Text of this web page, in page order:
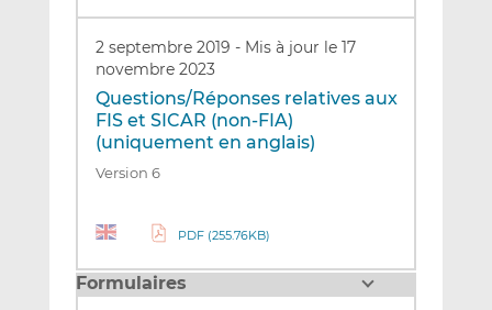
2 septembre 2019 - Mis à jour le 17
novembre 2023
Questions/Réponses relatives aux
FIS et SICAR (non-FIA)
(uniquement en anglais)
Version 6
PDF (255.76KB)
Formulaires